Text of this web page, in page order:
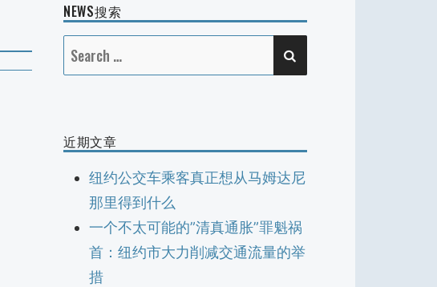
NEWS搜索
Search
for:
近期文章
纽约公交车乘客真正想从马姆达尼
那里得到什么
一个不太可能的”清真通胀”罪魁祸
首：纽约市大力削减交通流量的举
措